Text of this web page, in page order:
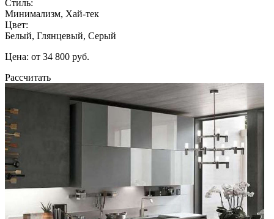
Стиль:
Минимализм, Хай-тек
Цвет:
Белый, Глянцевый, Серый
Цена: от 34 800 руб.
Рассчитать